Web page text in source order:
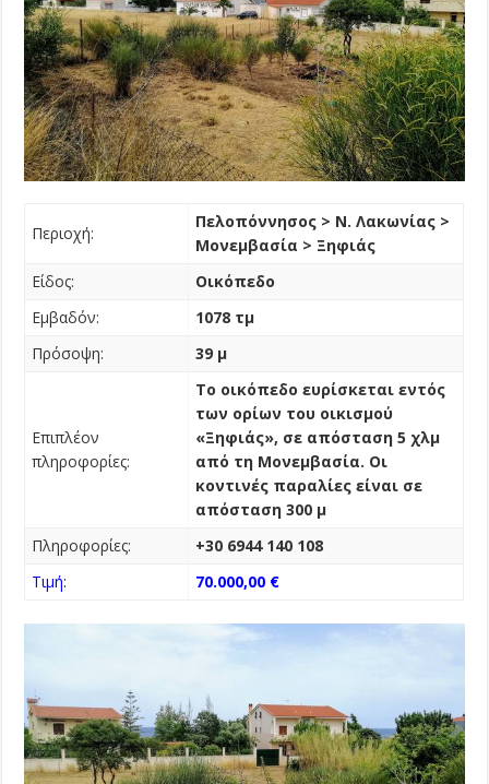
Περιοχή:
Πελοπόννησος > Ν. Λακωνίας >
Μονεμβασία > Ξηφιάς
Είδος:
Οικόπεδο
Εμβαδόν:
1078 τμ
Πρόσοψη:
39 μ
Επιπλέον
πληροφορίες:
Το οικόπεδο ευρίσκεται εντός
των ορίων του οικισμού
«Ξηφιάς», σε απόσταση 5 χλμ
από τη Μονεμβασία. Οι
κοντινές παραλίες είναι σε
απόσταση 300 μ
Πληροφορίες:
+30 6944 140 108
Τιμή:
70.000,00 €